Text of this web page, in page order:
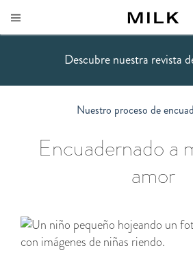
Descubre nuestra revista
Nuestro proceso de
Encuadernado a
amor